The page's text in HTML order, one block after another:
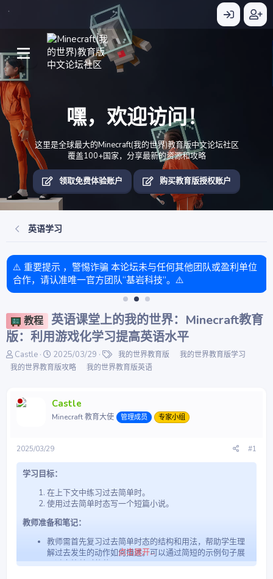
嘿，欢迎访问！
这里是全球最大的Minecraft(我的世界)教育版中文论坛社区
覆盖100+国家，分享最新的资源和攻略
领取免费体验账户 购买教育版授权账户
英语学习
⚠️ 重要提示 ，警惕诈骗 本论坛未与任何其他团队或盈利单位
合作，请认准唯一官方团队“基岩科技”。⚠️
教程 英语课堂上的我的世界：Minecraft教育
版：利用游戏化学习提高英语水平
主
题
人
Castle
开
始
2025/03/29
标
签
我的世界教育版
我的世界教育版学习
我的世界教育版攻略
我的世界教育版英语
Castle
Minecraft 教育大使 管理成员 专家小组
2025/03/29 #1
学习目标：
在上下文中练习过去简单时。
使用过去简单时态写一个短篇小说。
教师准备和笔记：
教师需首先复习过去简单时态的结构和用法，帮助学生理
解过去发生的动作如何描述。可以通过简短的示例句子展
示过去简单时的使用。
点击展开...